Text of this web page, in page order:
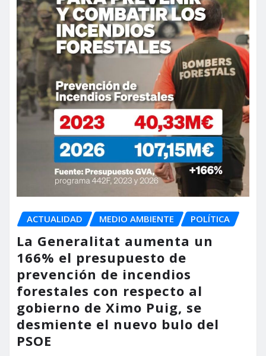
ACTUALIDAD MEDIO AMBIENTE POLÍTICA
La Generalitat aumenta un
166% el presupuesto de
prevención de incendios
forestales con respecto al
gobierno de Ximo Puig, se
desmiente el nuevo bulo del
PSOE